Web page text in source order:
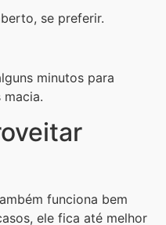
se preferir.
minutos para
funciona bem
ele fica até melhor